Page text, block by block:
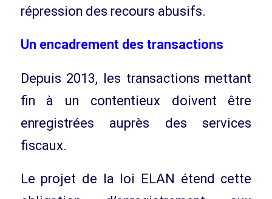
répression des recours abusifs.
Un encadrement des transactions
Depuis 2013, les transactions mettant
fin à un contentieux doivent être
enregistrées auprès des services
fiscaux.
Le projet de la loi ELAN étend cette